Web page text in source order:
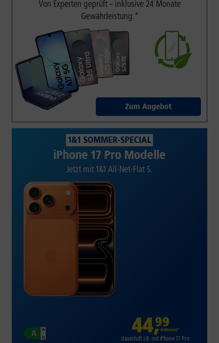
Von Experten geprüft – inklusive 24 Monate
Gewährleistung.*
Zum Angebot
1&1 SOMMER-SPECIAL
iPhone 17 Pro Modelle
Jetzt mit 1&1 All-Net-Flat S.
44,99
€/Monat*
dauerhaft z.B. mit iPhone 17 Pro